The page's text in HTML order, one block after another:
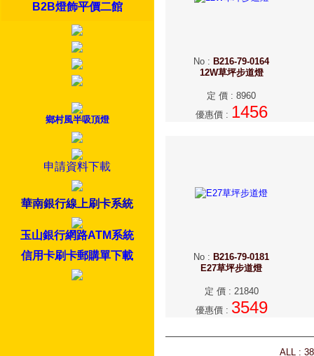
B2B燈飾平價二館
鄉村風半吸頂燈
申請資料下載
華南銀行線上刷卡系統
玉山銀行網路ATM系統
信用卡刷卡郵購單下載
No : B216-79-0164
12W草坪步道燈
定 價 : 8960
優惠價: 1456
No : B216-79-0181
E27草坪步道燈
定 價: 21840
優惠價: 3549
ALL :